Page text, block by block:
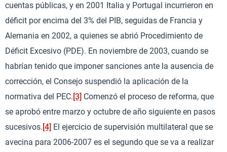
cuentas públicas, y en 2001 Italia y Portugal incurrieron en
déficit por encima del 3% del PIB, seguidas de Francia y
Alemania en 2002, a quienes se abrió Procedimiento de
Déficit Excesivo (PDE). En noviembre de 2003, cuando se
habrían tenido que imponer sanciones ante la ausencia de
corrección, el Consejo suspendió la aplicación de la
normativa del PEC. [3] Comenzó el proceso de reforma, que
se aprobó entre marzo y octubre de año siguiente en pasos
sucesivos. [4] El ejercicio de supervisión multilateral que se
avecina para 2006-2007 es el segundo que se va a realizar